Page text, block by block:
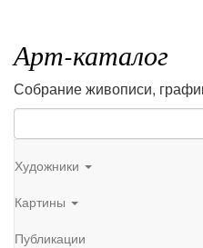
Арт-каталог
Собрание живописи,
Художники
Картины
Публикации